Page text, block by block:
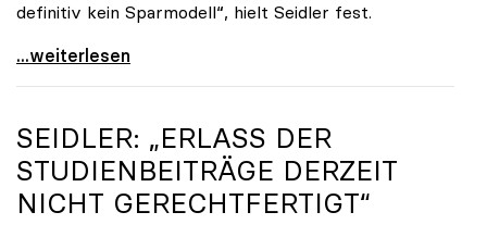
definitiv kein Sparmodell“, hielt Seidler fest.
uniko-Präsidentin Seidler: „Digitale Lehre ist
...weiterlesen
SEIDLER: „ERLASS DER
STUDIENBEITRÄGE DERZEIT
NICHT GERECHTFERTIGT“